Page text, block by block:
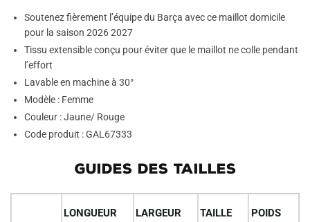
Soutenez fièrement l’équipe du Barça avec ce maillot domicile
pour la saison 2026 2027
Tissu extensible conçu pour éviter que le maillot ne colle pendant
l’effort
Lavable en machine à 30°
Modèle : Femme
Couleur : Jaune/ Rouge
Code produit : GAL67333
GUIDES DES TAILLES
LONGUEUR LARGEUR TAILLE POIDS